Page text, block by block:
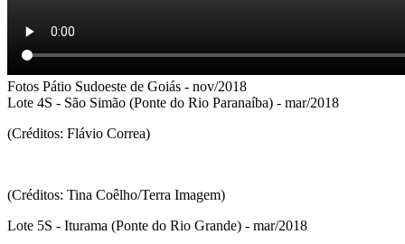
Fotos Pátio Sudoeste de Goiás - nov/2018
Lote 4S - São Simão (Ponte do Rio Paranaíba) - mar/2018
(Créditos: Flávio Correa)
(Créditos: Tina Coêlho/Terra Imagem)
Lote 5S - Iturama (Ponte do Rio Grande) - mar/2018